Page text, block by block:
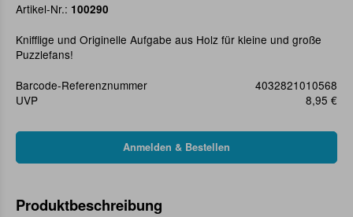
Artikel-Nr.: 100290
Knifflige und Originelle Aufgabe aus Holz für kleine und große
Puzzlefans!
Barcode-Referenznummer
4032821010568
UVP
8,95 €
Produktbeschreibung